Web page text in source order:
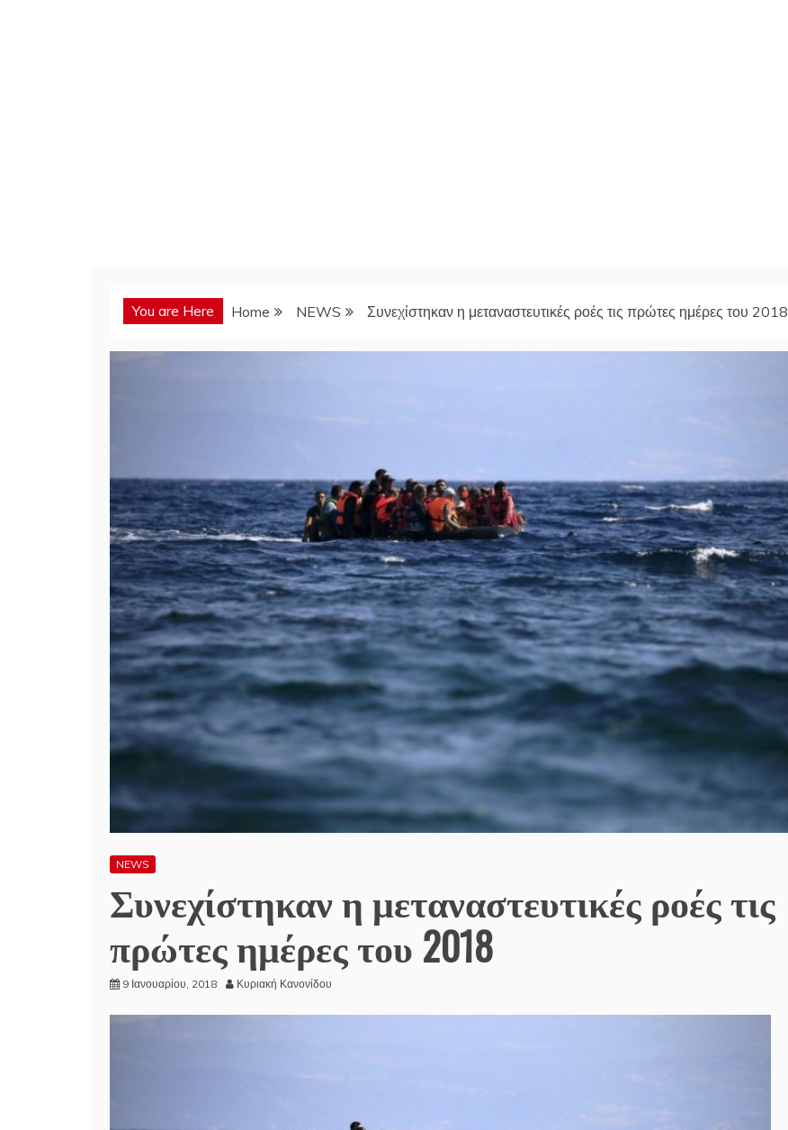
You are Here Home NEWS Συνεχίστηκαν η μεταναστευτικές ροές τις πρώτες ημέρες του 2018
NEWS
Συνεχίστηκαν η μεταναστευτικές ροές τις
πρώτες ημέρες του 2018
9 Ιανουαρίου, 2018 Κυριακή Κανονίδου